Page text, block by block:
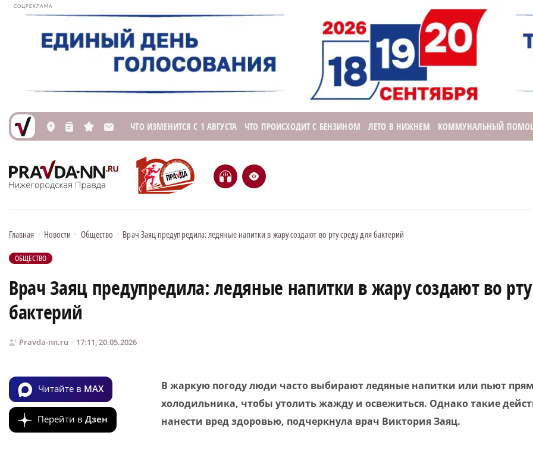
СОЦРЕКЛАМА
L n s M ЧТО ИЗМЕНИТСЯ С 1 АВГУСТА ЧТО ПРОИСХОДИТ С БЕНЗИНОМ ЛЕТО В НИЖНЕМ КОММУНАЛЬНЫЙ
H e
Главная • Новости • Общество • Врач Заяц предупредила: ледяные напитки в жару создают во рту среду для бактерий
ОБЩЕСТВО
Врач Заяц предупредила: ледяные напитки в жару создают во
бактерий
Pravda-nn.ru 17:11, 20.05.2026
Читайте в MAX
Перейти в Дзен
В жаркую погоду люди часто выбирают ледяные напитки или пьют
холодильника, чтобы утолить жажду и освежиться. Однако такие
нанести вред здоровью, подчеркнула врач Виктория Заяц.